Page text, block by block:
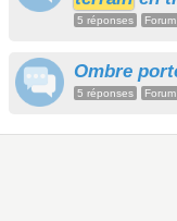
5 réponses
Ombre
5 réponses